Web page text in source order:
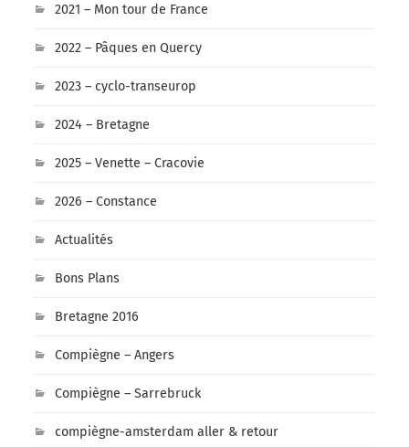
2021 – Mon tour de France
2022 – Pâques en Quercy
2023 – cyclo-transeurop
2024 – Bretagne
2025 – Venette – Cracovie
2026 – Constance
Actualités
Bons Plans
Bretagne 2016
Compiègne – Angers
Compiègne – Sarrebruck
compiègne-amsterdam aller & retour